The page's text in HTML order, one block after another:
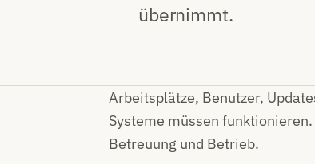
übernimmt.
Arbeitsplätze, Benutzer,
Systeme müssen
Betreuung und Betrieb.